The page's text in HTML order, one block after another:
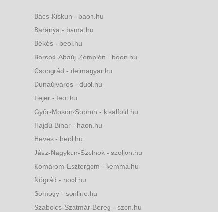
Bács-Kiskun - baon.hu
Baranya - bama.hu
Békés - beol.hu
Borsod-Abaúj-Zemplén - boon.hu
Csongrád - delmagyar.hu
Dunaújváros - duol.hu
Fejér - feol.hu
Győr-Moson-Sopron - kisalfold.hu
Hajdú-Bihar - haon.hu
Heves - heol.hu
Jász-Nagykun-Szolnok - szoljon.hu
Komárom-Esztergom - kemma.hu
Nógrád - nool.hu
Somogy - sonline.hu
Szabolcs-Szatmár-Bereg - szon.hu